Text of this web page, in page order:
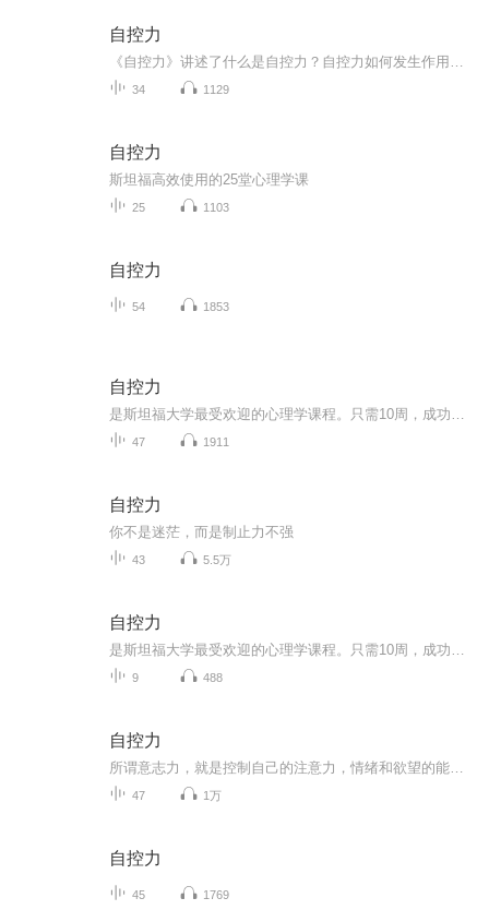
自控力
34 1129
自控力
斯坦福高效使用的25堂心理学课
25 1103
自控力
54 1853
自控力
47 1911
自控力
你不是迷茫，而是制止力不强
43 5.5万
自控力
9 488
自控力
47 1万
自控力
45 1769